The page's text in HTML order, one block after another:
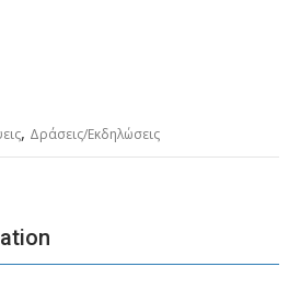
, Δράσεις/Εκδηλώσεις